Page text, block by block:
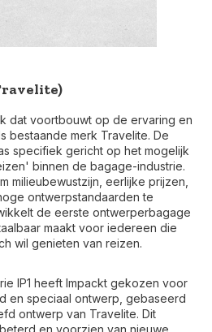
is vandaag verzonden (ma-vr)
dat voortbouwt op de ervaring en
bestaande merk Travelite. De
specifiek gericht op het mogelijk
binnen de bagage-industrie.
milieubewustzijn, eerlijke prijzen,
ontwerpstandaarden te
de eerste ontwerperbagage
maakt voor iedereen die
wil genieten van reizen.
IP1 heeft Impackt gekozen voor
en speciaal ontwerp, gebaseerd
ontwerp van Travelite. Dit
en voorzien van nieuwe